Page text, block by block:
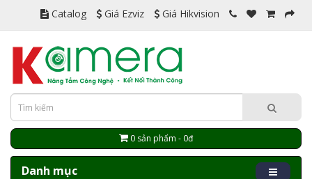
Catalog Giá Ezviz Giá Hikvision
0 sản phẩm - 0đ
Danh mục